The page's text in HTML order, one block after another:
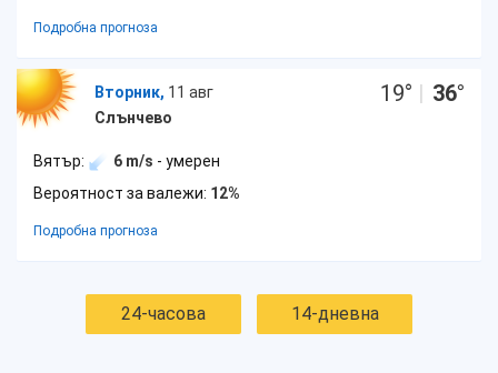
Подробна прогноза
Вторник, 11 авг
Слънчево
19° | 36°
Вятър: 6 m/s - умерен
Вероятност за валежи: 12%
Подробна прогноза
24-часова 14-дневна